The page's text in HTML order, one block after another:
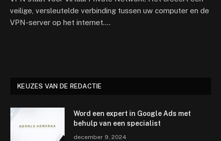
veilige, versleutelde verbinding tussen uw computer en de
VPN-server op het internet.…
KEUZES VAN DE REDACTIE
Word een expert in Google Ads met
behulp van een specialist
december 9, 2024